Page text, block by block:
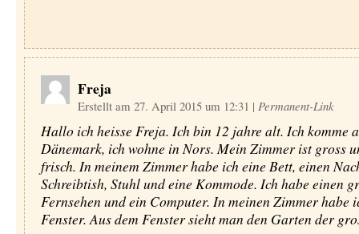
Freja
Erstellt am 27. April 2015 um 12:31 | Permanent-Link
Hallo ich heisse Freja. Ich bin 12 jahre alt. Ich komme
Dänemark, ich wohne in Nors. Mein Zimmer ist gross
frisch. In meinem Zimmer habe ich eine Bett, einen
Schreibtish, Stuhl und eine Kommode. Ich habe einen
Fernsehen und ein Computer. In meinen Zimmer habe
Fenster. Aus dem Fenster sieht man den Garten der